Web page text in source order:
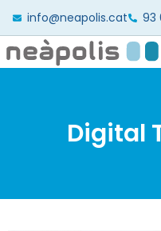
info@neapolis.cat 93
Digital